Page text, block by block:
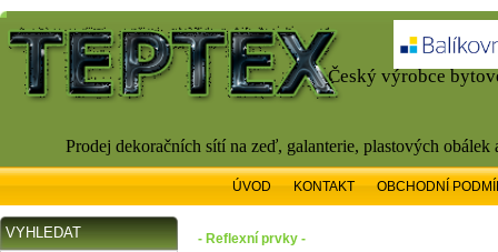
Český výrobce
Prodej dekoračních sítí na zeď, galanterie, plastových
ÚVOD KONTAKT OBCHODNÍ
VYHLEDAT - Reflexní prvky -